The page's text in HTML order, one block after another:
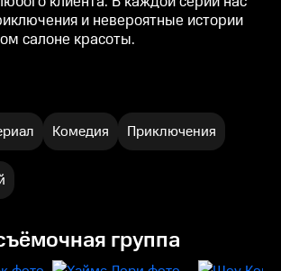
и невероятные истории
салоне красоты.
Комедия Приключения
группа